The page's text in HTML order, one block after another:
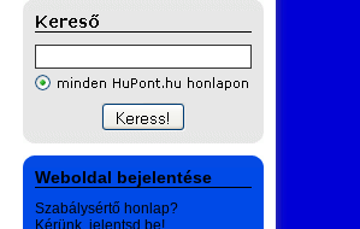
Weboldal bejelentése
Szabálysértő honlap?
Kérünk, jelentsd be!